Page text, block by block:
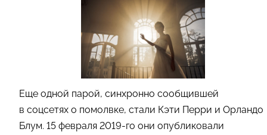
Еще одной парой, синхронно сообщившей
в соцсетях о помолвке, стали Кэти Перри и Орландо
Блум. 15 февраля 2019-го они опубликовали